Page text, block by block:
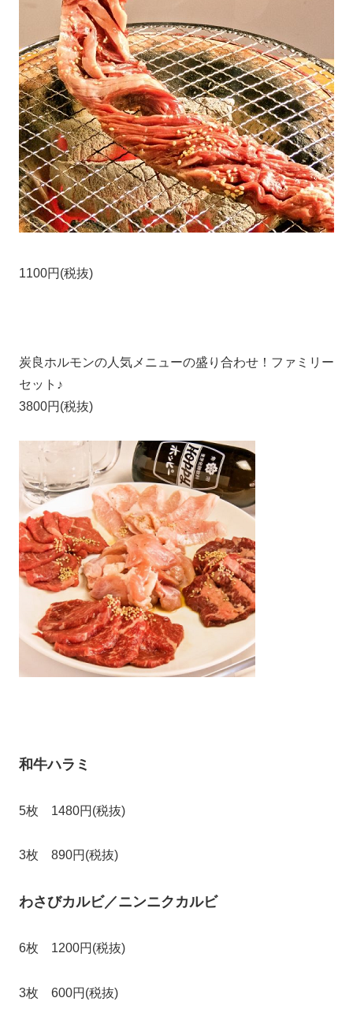
1100円(税抜)
炭良ホルモンの人気メニューの盛り合わせ！ファミリー
セット♪
3800円(税抜)
和牛ハラミ
5枚 1480円(税抜)
3枚 890円(税抜)
わさびカルビ／ニンニクカルビ
6枚 1200円(税抜)
3枚 600円(税抜)